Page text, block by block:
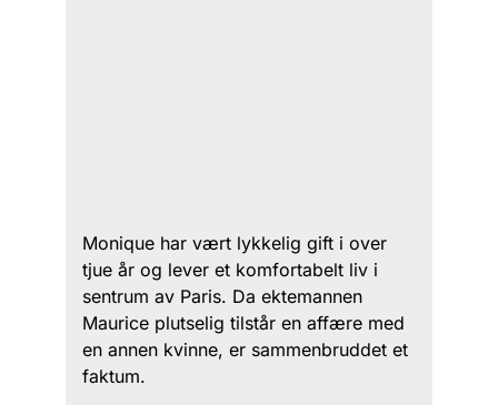
Monique har vært lykkelig gift i over
tjue år og lever et komfortabelt liv i
sentrum av Paris. Da ektemannen
Maurice plutselig tilstår en affære med
en annen kvinne, er sammenbruddet et
faktum.